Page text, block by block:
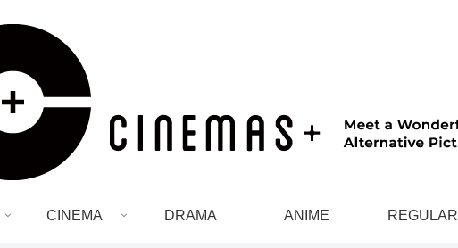
CINEMA DRAMA ANIME REGULAR